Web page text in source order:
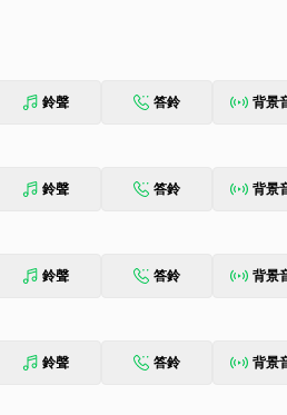
鈴聲 答鈴 背景
鈴聲 答鈴 背景
鈴聲 答鈴 背景
鈴聲 答鈴 背景